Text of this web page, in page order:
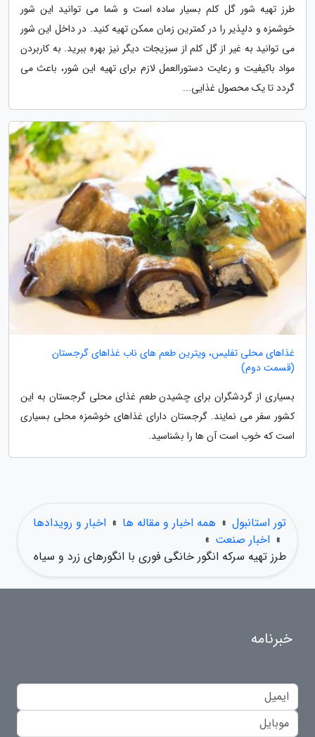
طرز تهیه شور گل کلم بسیار ساده است و شما می توانید این شور
خوشمزه و دلپذیر را در کمترین زمان ممکن تهیه کنید. در داخل این شور
می توانید به غیر از گل کلم از سبزیجات دیگر نیز بهره ببرید. به کاربردن
مواد باکیفیت و رعایت دستورالعمل لازم برای تهیه این شور، باعث می
گردد تا یک محصول غذایی...
غذاهای محلی تفلیس، ویترین طعم های ناب غذاهای گرجستان
(قسمت دوم)
بسیاری از گردشگران برای چشیدن طعم غذای محلی گرجستان به این
کشور سفر می نمایند. گرجستان دارای غذاهای خوشمزه محلی بسیاری
است که خوب است آن ها را بشناسید.
تور استانبول » همه اخبار و مقاله ها » اخبار و رویدادها
» اخبار صنعت »
طرز تهیه سرکه انگور خانگی فوری با انگورهای زرد و سیاه
خبرنامه